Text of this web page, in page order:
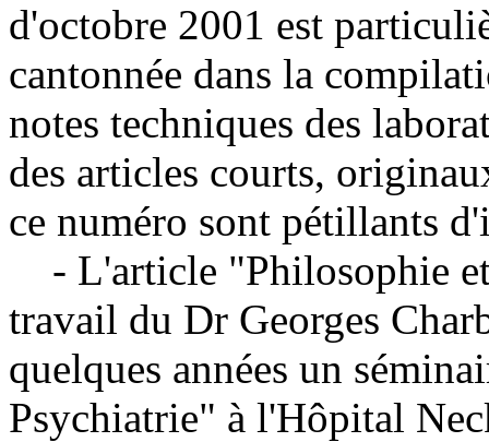
d'octobre 2001 est
cantonnée dans la
notes techniques des
des articles courts,
ce numéro sont pétillants
- L'article "Philosophie
travail du Dr Georges
quelques années un
Psychiatrie" à l'Hôpital